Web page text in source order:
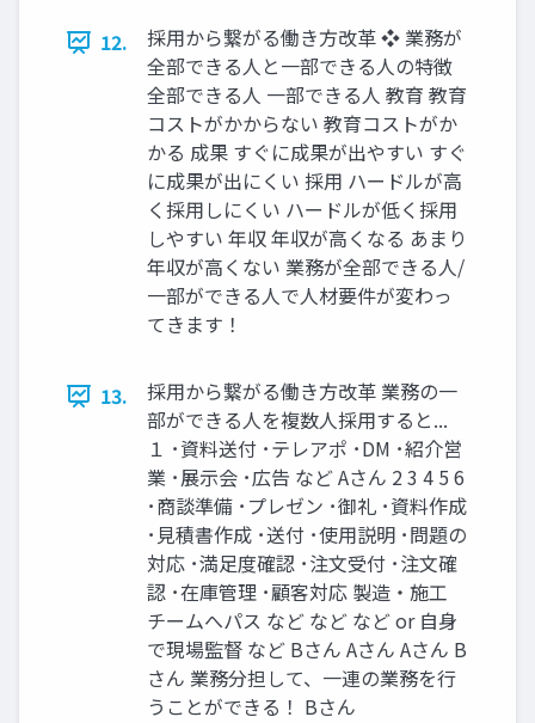
12.
採⽤から繋がる働き⽅改⾰ ❖ 業務が
全部できる⼈と⼀部できる⼈の特徴
全部できる⼈ ⼀部できる⼈ 教育 教育
コストがかからない 教育コストがか
かる 成果 すぐに成果が出やすい すぐ
に成果が出にくい 採⽤ ハードルが⾼
く採⽤しにくい ハードルが低く採⽤
しやすい 年収 年収が⾼くなる あまり
年収が⾼くない 業務が全部できる⼈/
⼀部ができる⼈で⼈材要件が変わっ
てきます！
13.
採⽤から繋がる働き⽅改⾰ 業務の⼀
部ができる⼈を複数⼈採⽤すると...
１ ･資料送付 ･テレアポ ･DM ･紹介営
業 ･展⽰会 ･広告 など Aさん 2 3 4 5 6
･商談準備 ･プレゼン ･御礼 ･資料作成
･⾒積書作成 ･送付 ･使⽤説明 ･問題の
対応 ･満⾜度確認 ･注⽂受付 ･注⽂確
認 ･在庫管理 ･顧客対応 製造‧施⼯
チームへパス など など など or ⾃⾝
で現場監督 など Bさん Aさん Aさん B
さん 業務分担して、⼀連の業務を⾏
うことができる！ Bさん